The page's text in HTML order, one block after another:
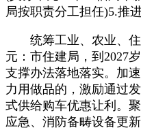
局按职责分工担任)5.推
统筹工业、农业、住
元：市住建局，到2027
支撑办法落地落实。加
力用做品的，激励通过
式供给购车优惠让利。
应急、消防备畴设备更